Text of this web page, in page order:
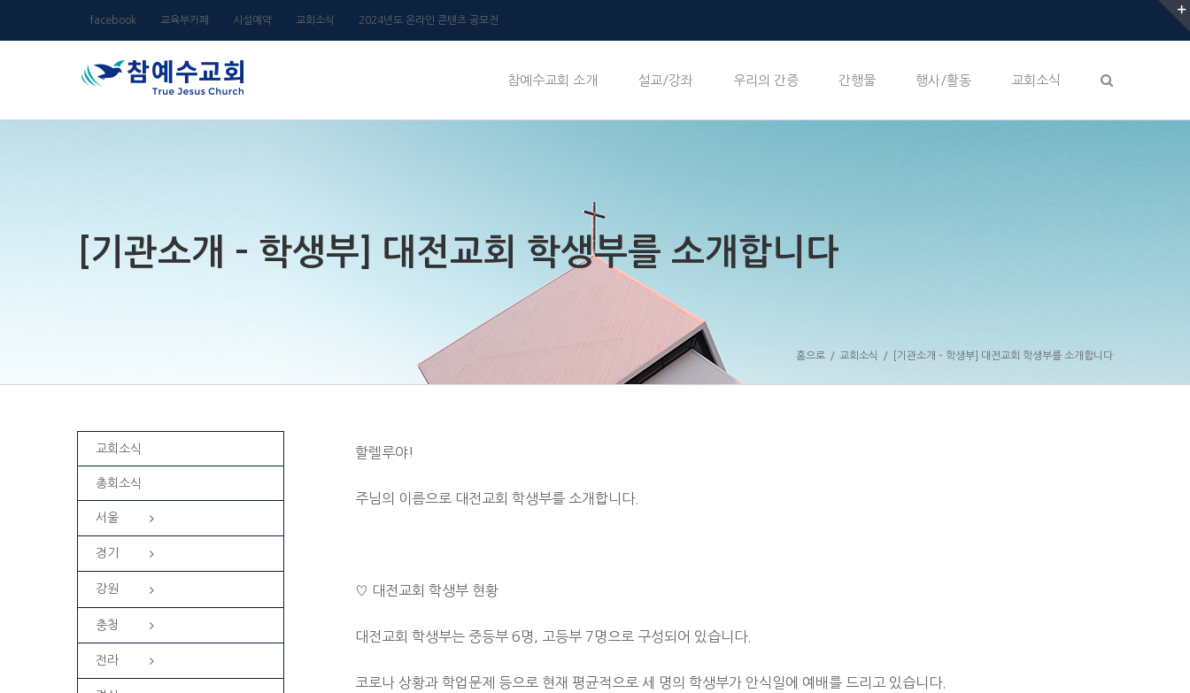
to
facebook 교육부카페 시설예약 교회소식 2024년도 온라인 콘텐츠 공모전
참예수교회 소개 설교/강좌 우리의 간증 간행물 행사/활동 교회소식
[기관소개 – 학생부] 대전교회 학생부를 소개합니다
홈으로 / 교회소식 / [기관소개 – 학생부] 대전교회 학생부를 소개합니다
할렐루야!
주님의 이름으로 대전교회 학생부를 소개합니다.
♡ 대전교회 학생부 현황
대전교회 학생부는 중등부 6명, 고등부 7명으로 구성되어 있습니다.
코로나 상황과 학업문제 등으로 현재 평균적으로 세 명의 학생부가 안식일에 예배를 드리고 있습니다.
교회소식
총회소식
서울
경기
강원
충청
전라